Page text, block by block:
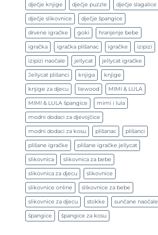
dječje knjige dječje puzzle dječje slagalice
dječje slikovnice dječje špangice
drvene igračke goki hranjenje bebe
igračka igračka plišanac igračke izipizi
izipizi naočale jellycat jellycat igračke
Jellycat plišanci knjiga knjige
knjige za djecu liewood MIMI & LULA
MIMI & LULA špangice mimi i lula
modni dodaci za djevojčice
modni dodaci za kosu plišanac plišanci
plišane igračke plišane igračke jellycat
slikovnica slikovnica za bebe
slikovnica za djecu slikovnice
slikovnice online slikovnice za bebe
slikovnice za djecu stokke sunčane naočale
špangice špangice za kosu